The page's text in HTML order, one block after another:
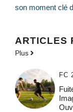
son moment clé
ARTICLES
Plus
FC